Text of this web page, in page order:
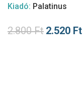
Kiadó: Palatinus
2.800Ft 2.520 Ft